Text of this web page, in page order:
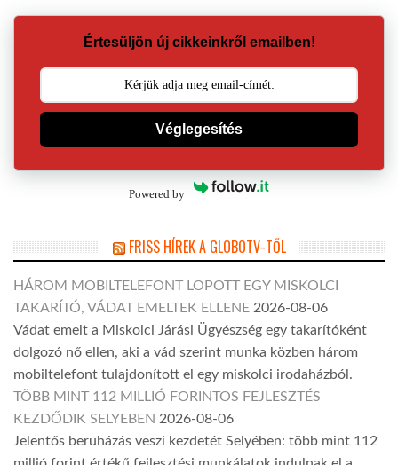
Értesüljön új cikkeinkről emailben!
Véglegesítés
Powered by
FRISS HÍREK A GLOBOTV-TŐL
HÁROM MOBILTELEFONT LOPOTT EGY MISKOLCI
TAKARÍTÓ, VÁDAT EMELTEK ELLENE 2026-08-06
Vádat emelt a Miskolci Járási Ügyészség egy takarítóként
dolgozó nő ellen, aki a vád szerint munka közben három
mobiltelefont tulajdonított el egy miskolci irodaházból.
TÖBB MINT 112 MILLIÓ FORINTOS FEJLESZTÉS
KEZDŐDIK SELYEBEN 2026-08-06
Jelentős beruházás veszi kezdetét Selyében: több mint 112